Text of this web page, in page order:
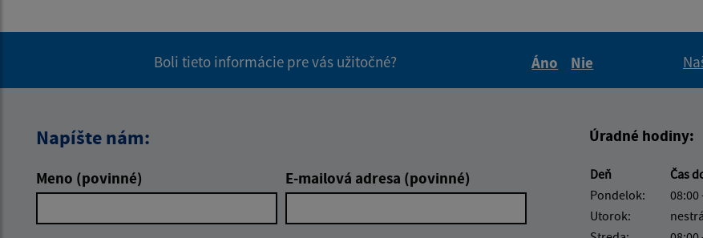
Boli tieto informácie pre vás užitočné?
Áno
Nie
Napíšte nám:
Meno (povinné) E-mailová adresa (povinné)
Úradné hodiny:
Deň Čas
Pondelok:
08:00
Utorok: